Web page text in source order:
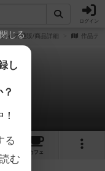
ログイン
ィ の通販/商品詳細 作品デ
カフェ
閉じる
し
る
む